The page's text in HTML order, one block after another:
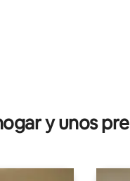
y unos